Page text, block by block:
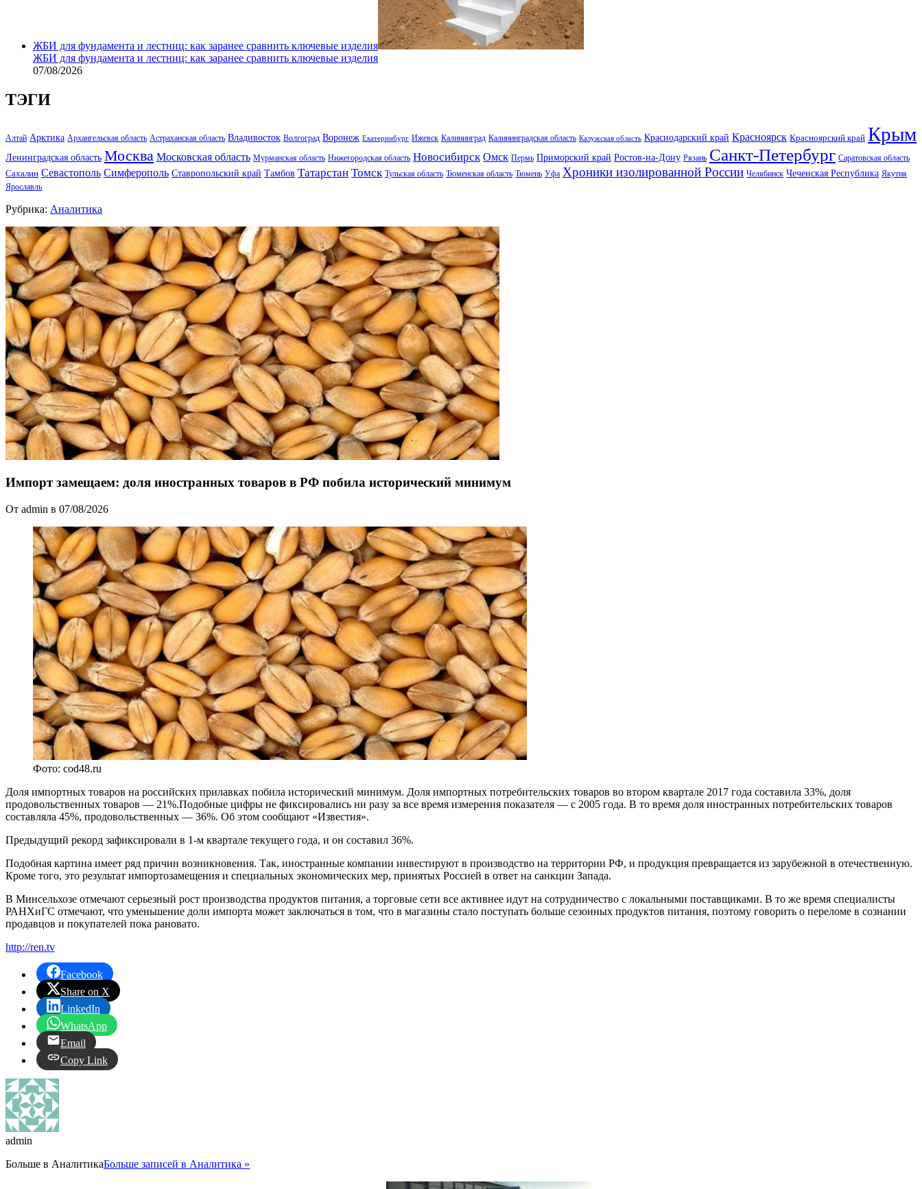
ЖБИ для фундамента и лестниц: как заранее сравнить ключевые изделия
ЖБИ для фундамента и лестниц: как заранее сравнить ключевые изделия
07/08/2026
ТЭГИ
Алтай Арктика Архангельская область Астраханская область Владивосток Волгоград Воронеж Екатеринбург Ижевск Калининград Калининградская область Калужская область Краснодарский край Красноярск Красноярский край Крым
Ленинградская область Москва Московская область Мурманская область Нижегородская область Новосибирск Омск Пермь Приморский край Ростов-на-Дону Рязань Санкт-Петербург Саратовская область
Сахалин Севастополь Симферополь Ставропольский край Тамбов Татарстан Томск Тульская область Тюменская область Тюмень Уфа Хроники изолированной России Челябинск Чеченская Республика Якутия
Ярославль
Рубрика: Аналитика
Импорт замещаем: доля иностранных товаров в РФ побила исторический минимум
От admin в 07/08/2026
Фото: cod48.ru
Доля импортных товаров на российских прилавках побила исторический минимум. Доля импортных потребительских товаров во втором квартале 2017 года составила 33%, доля
продовольственных товаров — 21%.Подобные цифры не фиксировались ни разу за все время измерения показателя — с 2005 года. В то время доля иностранных потребительских товаров
составляла 45%, продовольственных — 36%. Об этом сообщают «Известия».
Предыдущий рекорд зафиксировали в 1-м квартале текущего года, и он составил 36%.
Подобная картина имеет ряд причин возникновения. Так, иностранные компании инвестируют в производство на территории РФ, и продукция превращается из зарубежной в отечественную.
Кроме того, это результат импортозамещения и специальных экономических мер, принятых Россией в ответ на санкции Запада.
В Минсельхозе отмечают серьезный рост производства продуктов питания, а торговые сети все активнее идут на сотрудничество с локальными поставщиками. В то же время специалисты
РАНХиГС отмечают, что уменьшение доли импорта может заключаться в том, что в магазины стало поступать больше сезонных продуктов питания, поэтому говорить о переломе в сознании
продавцов и покупателей пока рановато.
http://ren.tv
Facebook
Share on X
LinkedIn
WhatsApp
Email
Copy Link
admin
Больше в АналитикаБольше записей в Аналитика »